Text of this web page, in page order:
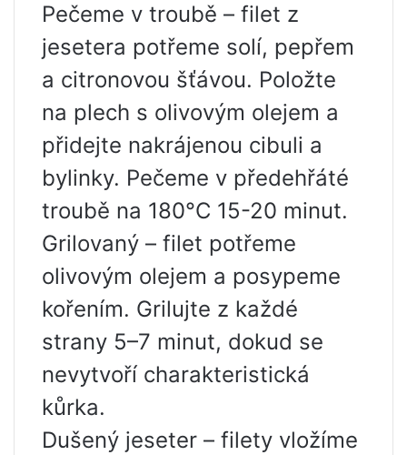
Pečeme v troubě – filet z
jesetera potřeme solí, pepřem
a citronovou šťávou. Položte
na plech s olivovým olejem a
přidejte nakrájenou cibuli a
bylinky. Pečeme v předehřáté
troubě na 180°C 15-20 minut.
Grilovaný – filet potřeme
olivovým olejem a posypeme
kořením. Grilujte z každé
strany 5–7 minut, dokud se
nevytvoří charakteristická
kůrka.
Dušený jeseter – filety vložíme